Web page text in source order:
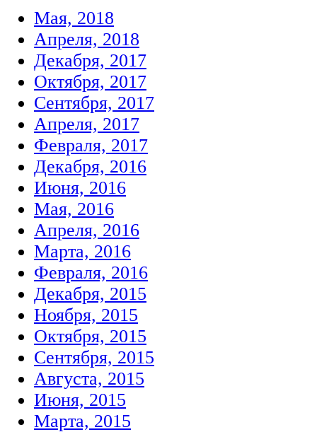
Мая, 2018
Апреля, 2018
Декабря, 2017
Октября, 2017
Сентября, 2017
Апреля, 2017
Февраля, 2017
Декабря, 2016
Июня, 2016
Мая, 2016
Апреля, 2016
Марта, 2016
Февраля, 2016
Декабря, 2015
Ноября, 2015
Октября, 2015
Сентября, 2015
Августа, 2015
Июня, 2015
Марта, 2015